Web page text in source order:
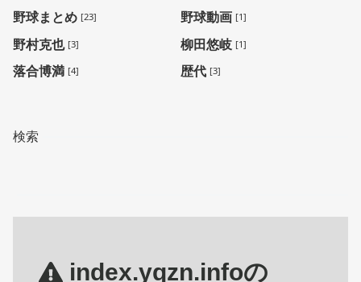
野球まとめ [23] 野球動画 [1]
野村克也 [3] 柳田悠岐 [1]
落合博満 [4] 歴代 [3]
検索